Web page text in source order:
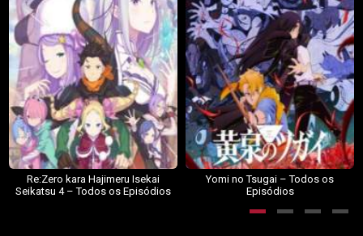
Re:Zero kara Hajimeru Isekai
Seikatsu 4 – Todos os Episódios
Yomi no Tsugai – Todos os
Episódios